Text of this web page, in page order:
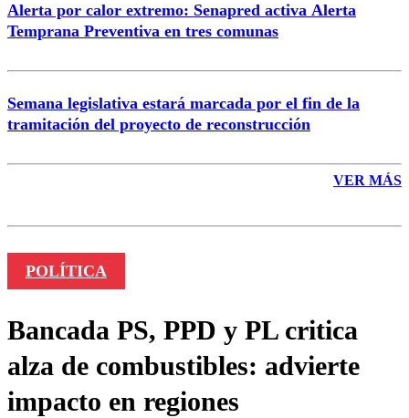
Alerta por calor extremo: Senapred activa Alerta
Temprana Preventiva en tres comunas
Semana legislativa estará marcada por el fin de la
tramitación del proyecto de reconstrucción
VER MÁS
POLÍTICA
Bancada PS, PPD y PL critica
alza de combustibles: advierte
impacto en regiones